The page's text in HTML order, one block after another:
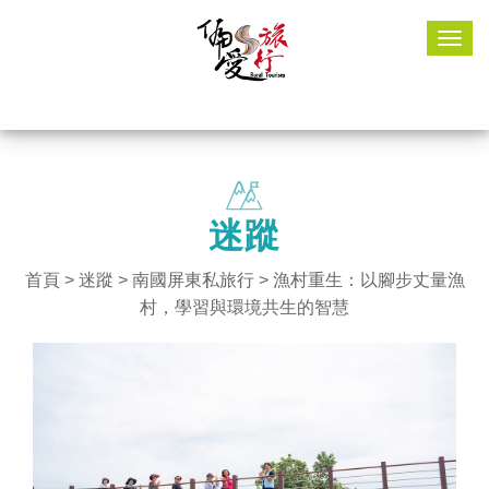
迷蹤
首頁> 迷蹤 > 南國屏東私旅行> 漁村重生：以腳步丈量漁
村，學習與環境共生的智慧